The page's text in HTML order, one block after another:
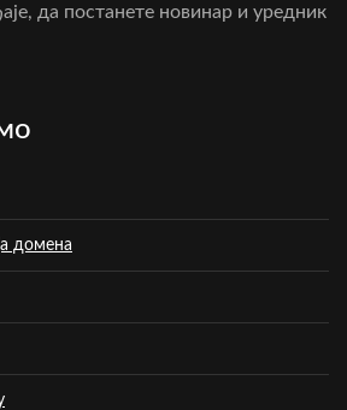
да постанете новинар и уредник
домена